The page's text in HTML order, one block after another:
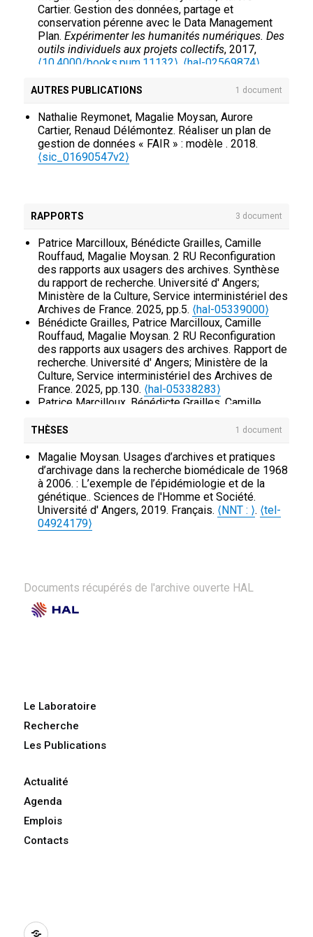
Cartier. Gestion des données, partage et
conservation pérenne avec le Data Management
Plan.Expérimenter les humanités numériques. Des
outils individuels aux projets collectifs, 2017,
⟨10.4000/books.pum.11132⟩ ⟨hal-02569874⟩
entre passé et futur : quelle temporalité pour les
PÉLISSIER (Nicolas); DOMENGET (Jean-Claude).
Temps et temporalités en information-
communication, Des concepts aux méthodes
Harmattan, pp.179-189, 2017.
responsabilités, nouveaux défis
, Academia, 2015.
⟨hal-02569891⟩
AUTRES PUBLICATIONS 1 document
Nathalie Reymonet, Magalie Moysan, Aurore
Cartier, Renaud Délémontez. Réaliser un plan de
gestion de données « FAIR » : modèle . 2018.
⟨sic_01690547v2⟩
RAPPORTS 3 document
Patrice Marcilloux, Bénédicte Grailles, Camille
Rouffaud, Magalie Moysan. 2 RU Reconfiguration
des rapports aux usagers des archives. Synthèse
du rapport de recherche. Université d' Angers;
Ministère de la Culture, Service interministériel des
Archives de France. 2025, pp.5. ⟨hal-05339000⟩
Bénédicte Grailles, Patrice Marcilloux, Camille
Rouffaud, Magalie Moysan. 2 RU Reconfiguration
des rapports aux usagers des archives. Rapport de
recherche. Université d' Angers; Ministère de la
Culture, Service interministériel des Archives de
France. 2025, pp.130. ⟨hal-05338283⟩
Patrice Marcilloux, Bénédicte Grailles, Camille
Reconfiguration of User Relations. Research Report
Culture, Service interministériel des Archives de
France. 2025, pp.5. ⟨hal-05513026⟩
THÈSES 1 document
Magalie Moysan. Usages d’archives et pratiques
d’archivage dans la recherche biomédicale de 1968
à 2006. : L’exemple de l’épidémiologie et de la
génétique.. Sciences de l'Homme et Société.
Université d' Angers, 2019. Français. ⟨NNT : ⟩. ⟨tel-
04924179⟩
Documents récupérés de l'archive ouverte HAL
Le Laboratoire
Recherche
Les Publications
Actualité
Agenda
Emplois
Contacts
BlueSky